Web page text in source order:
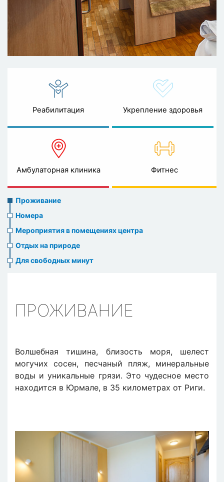
Реабилитация Укрепление здоровья
Амбулаторная клиника Фитнес
Accommodation
Проживание
Номера
Мероприятия в помещениях центра
Отдых на природе
Для свободных минут
ПРОЖИВАНИЕ
Волшебная тишина, близость моря, шелест
могучих сосен, песчаный пляж, минеральные
воды и уникальные грязи. Это чудесное место
находится в Юрмале, в 35 километрах от Риги.